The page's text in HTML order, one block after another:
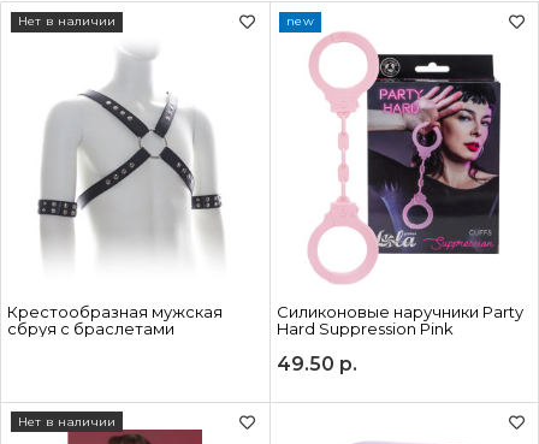
Крестообразная мужская
сбруя с браслетами
Нет в наличии
Силиконовые наручники Party
Hard Suppression Pink
new
49.50 р.
Нет в наличии